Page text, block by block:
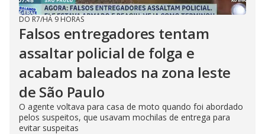
DO R7/HÁ 9 HORAS
Falsos entregadores tentam
assaltar policial de folga e
acabam baleados na zona leste
de São Paulo
O agente voltava para casa de moto quando foi abordado
pelos suspeitos, que usavam mochilas de entrega para
evitar suspeitas